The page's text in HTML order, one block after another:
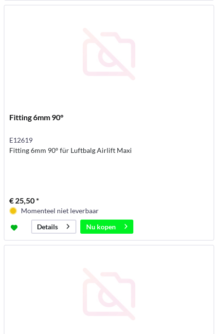
Fitting 6mm 90°
E12619
Fitting 6mm 90° für Luftbalg Airlift Maxi
€ 25,50 *
Momenteel niet leverbaar
Details
Nu kopen